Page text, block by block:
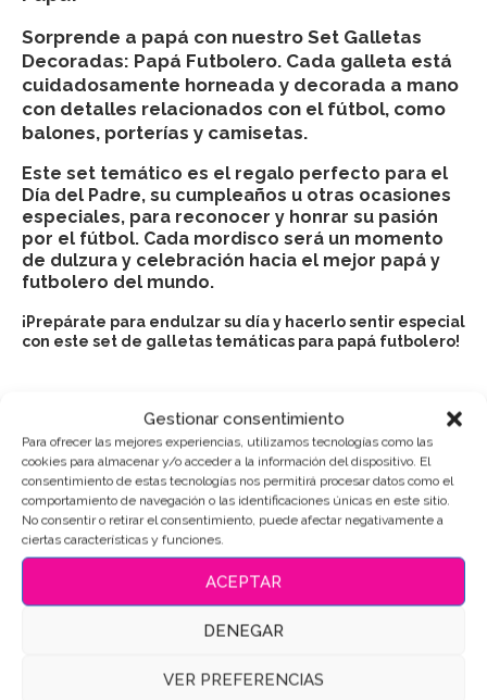
Gestionar consentimiento
Para ofrecer las mejores experiencias, utilizamos tecnologías como las
cookies para almacenar y/o acceder a la información del dispositivo. El
consentimiento de estas tecnologías nos permitirá procesar datos como el
comportamiento de navegación o las identificaciones únicas en este sitio.
No consentir o retirar el consentimiento, puede afectar negativamente a
ciertas características y funciones.
ACEPTAR
DENEGAR
VER PREFERENCIAS
Sorprende a papá con nuestro Set Galletas
Decoradas: Papá Futbolero. Cada galleta está
cuidadosamente horneada y decorada a mano
con detalles relacionados con el fútbol, como
balones, porterías y camisetas.
Este set temático es el regalo perfecto para el
Día del Padre, su cumpleaños u otras ocasiones
especiales, para reconocer y honrar su pasión
por el fútbol. Cada mordisco será un momento
de dulzura y celebración hacia el mejor papá y
futbolero del mundo.
¡Prepárate para endulzar su día y hacerlo sentir especial
con este set de galletas temáticas para papá futbolero!
Puedes consultar los ingredientesaquí.
AÑADIR AL CARRITO
SKU:9677
Dia del Padre, Sets de galletas
#DíaDelPadre,#GalletaEmotiva